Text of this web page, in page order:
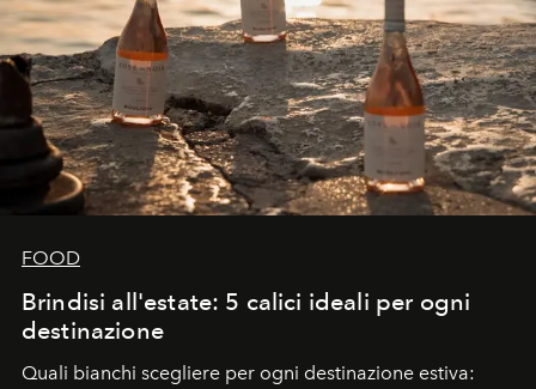
FOOD
Brindisi all'estate: 5 calici ideali per ogni
destinazione
Quali bianchi scegliere per ogni destinazione estiva: